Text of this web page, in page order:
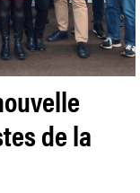
de la